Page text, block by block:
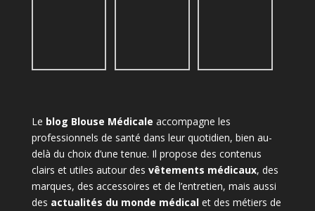
Le blog Blouse Médicale accompagne les
professionnels de santé dans leur quotidien, bien au-
delà du choix d’une tenue. Il propose des contenus
clairs et utiles autour des vêtements médicaux, des
marques, des accessoires et de l’entretien, mais aussi
des actualités du monde médicalet des métiers de